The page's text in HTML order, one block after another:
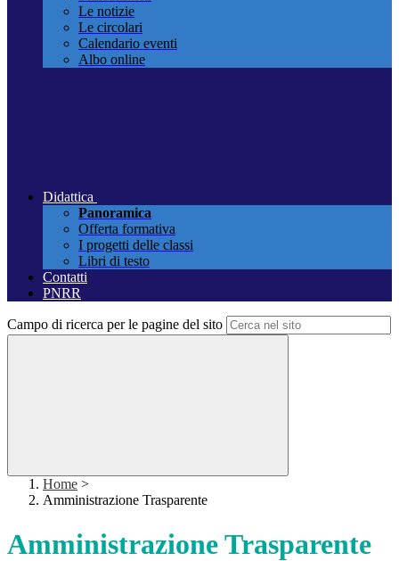
Le notizie
Le circolari
Calendario eventi
Albo online
Didattica
Panoramica
Offerta formativa
I progetti delle classi
Libri di testo
Contatti
PNRR
Campo di ricerca per le pagine del sito
Home >
Amministrazione Trasparente
Amministrazione Trasparente